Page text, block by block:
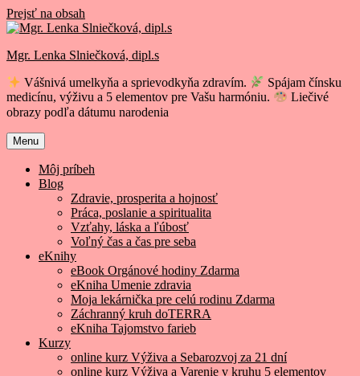
Prejsť na obsah
Mgr. Lenka Slniečková, dipl.s
Vášnivá umelkyňa a sprievodkyňa zdravím.
Spájam čínsku
medicínu, výživu a 5 elementov pre Vašu harmóniu.
Liečivé
obrazy podľa dátumu narodenia
Menu
Môj príbeh
Blog
Zdravie, prosperita a hojnosť
Práca, poslanie a spiritualita
Vzťahy, láska a ľúbosť
Voľný čas a čas pre seba
eKnihy
eBook Orgánové hodiny Zdarma
eKniha Umenie zdravia
Moja lekárnička pre celú rodinu Zdarma
Záchranný kruh doTERRA
eKniha Tajomstvo farieb
Kurzy
online kurz Výživa a Sebarozvoj za 21 dní
online kurz Výživa a Varenie v kruhu 5 elementov